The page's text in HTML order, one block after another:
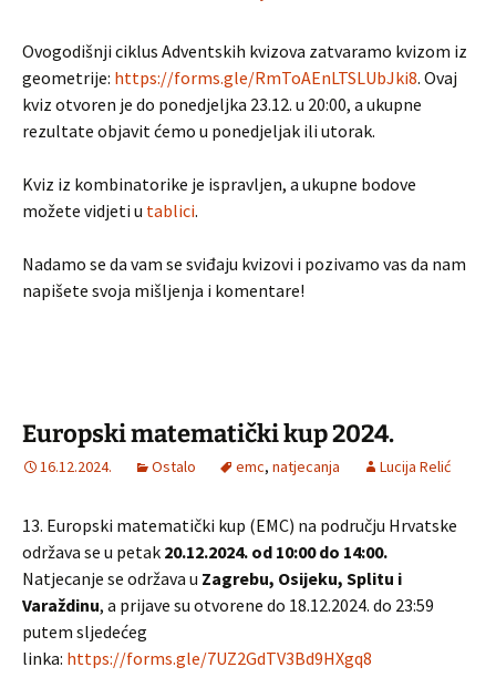
Ovogodišnji ciklus Adventskih kvizova zatvaramo kvizom iz
geometrije: https://forms.gle/RmToAEnLTSLUbJki8. Ovaj
kviz otvoren je do ponedjeljka 23.12. u 20:00, a ukupne
rezultate objavit ćemo u ponedjeljak ili utorak.
Kviz iz kombinatorike je ispravljen, a ukupne bodove
možete vidjeti u tablici.
Nadamo se da vam se sviđaju kvizovi i pozivamo vas da nam
napišete svoja mišljenja i komentare!
Europski matematički kup 2024.
16.12.2024. Ostalo emc, natjecanja Lucija Relić
13. Europski matematički kup (EMC) na području Hrvatske
održava se u petak 20.12.2024. od 10:00 do 14:00.
Natjecanje se održava u Zagrebu, Osijeku, Splitu i
Varaždinu, a prijave su otvorene do 18.12.2024. do 23:59
putem sljedećeg
linka: https://forms.gle/7UZ2GdTV3Bd9HXgq8